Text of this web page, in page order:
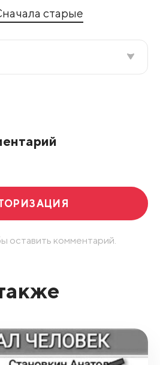
старые
оставить комментарий.